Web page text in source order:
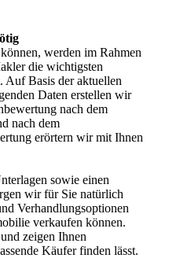
werden im Rahmen
die wichtigsten
Auf Basis der aktuellen
Daten erstellen wir
nach dem
nach dem
erörtern wir mit Ihnen
sowie einen
wir für Sie natürlich
Verhandlungsoptionen
verkaufen können.
zeigen Ihnen
Käufer finden lässt.